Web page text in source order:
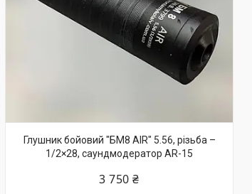
Глушник бойовий "БМ8 AIR" 5.56, різьба –
1/2×28, саундмодератор AR-15
3 750 ₴